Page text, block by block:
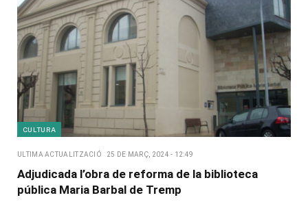
CULTURA
ULTIMA ACTUALITZACIÓ 25 DE MARÇ, 2024 - 12:49
Adjudicada l’obra de reforma de la biblioteca
pública Maria Barbal de Tremp